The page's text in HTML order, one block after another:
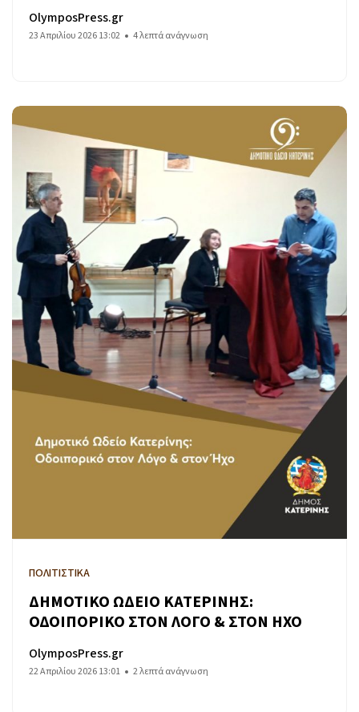
OlymposPress.gr
23 Απριλίου 2026 13:02 4 λεπτά ανάγνωση
ΠΟΛΙΤΙΣΤΙΚΑ
ΔΗΜΟΤΙΚΟ ΩΔΕΙΟ ΚΑΤΕΡΙΝΗΣ:
ΟΔΟΙΠΟΡΙΚΟ ΣΤΟΝ ΛΟΓΟ & ΣΤΟΝ ΗΧΟ
OlymposPress.gr
22 Απριλίου 2026 13:01 2 λεπτά ανάγνωση